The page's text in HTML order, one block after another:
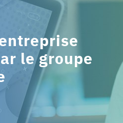
le groupe